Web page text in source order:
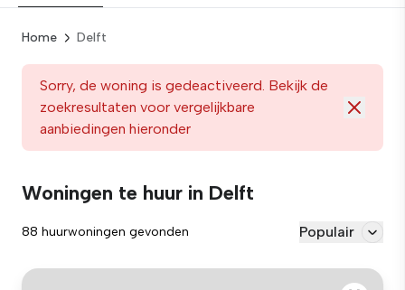
Home Delft
Sorry, de woning is gedeactiveerd. Bekijk de
zoekresultaten voor vergelijkbare
aanbiedingen hieronder
Woningen te huur in Delft
88 huurwoningen gevonden Populair